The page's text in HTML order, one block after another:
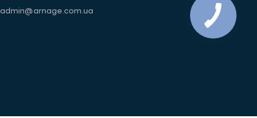
admin@arnage.com.ua